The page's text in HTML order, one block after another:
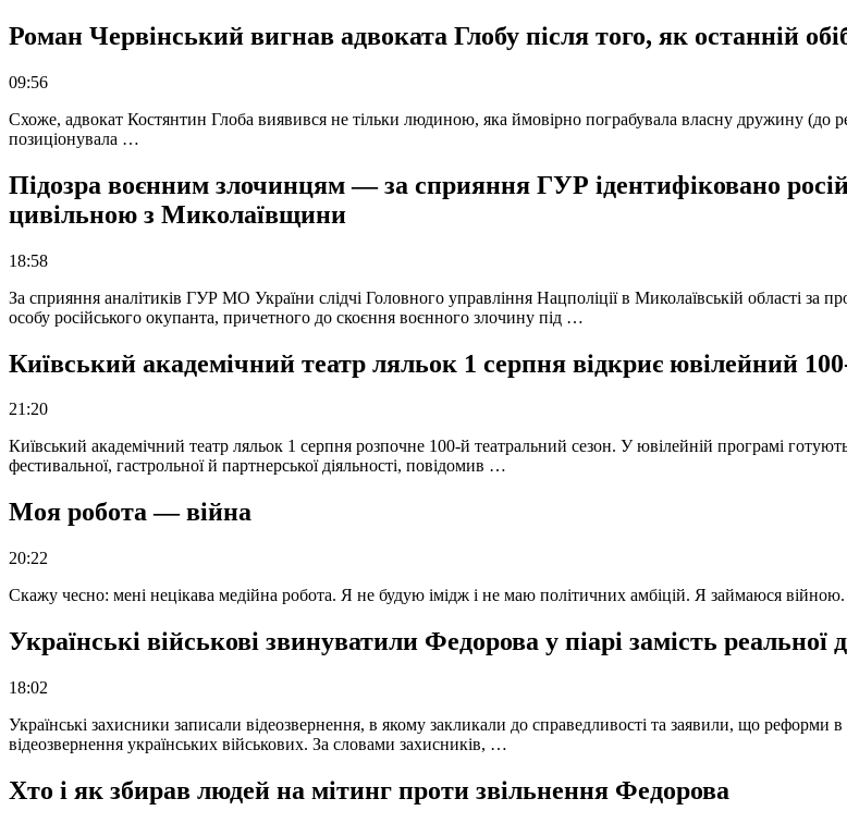
Роман Червінський вигнав адвоката Глобу після того, як останній
09:56
Схоже, адвокат Костянтин Глоба виявився не тільки людиною, яка ймовірно пограбувала власну дружину (до
позиціонувала …
Підозра воєнним злочинцям — за сприяння ГУР ідентифіковано
цивільною з Миколаївщини
18:58
За сприяння аналітиків ГУР МО України слідчі Головного управління Нацполіції в Миколаївській області за
особу російського окупанта, причетного до скоєння воєнного злочину під …
Київський академічний театр ляльок 1 серпня відкриє ювілейний
21:20
Київський академічний театр ляльок 1 серпня розпочне 100-й театральний сезон. У ювілейній програмі
фестивальної, гастрольної й партнерської діяльності, повідомив …
Моя робота — війна
20:22
Скажу чесно: мені нецікава медійна робота. Я не будую імідж і не маю політичних амбіцій. Я займаюся
Українські військові звинуватили Федорова у піарі замість
18:02
Українські захисники записали відеозвернення, в якому закликали до справедливості та заявили, що реформи
відеозвернення українських військових. За словами захисників, …
Хто і як збирав людей на мітинг проти звільнення Федорова